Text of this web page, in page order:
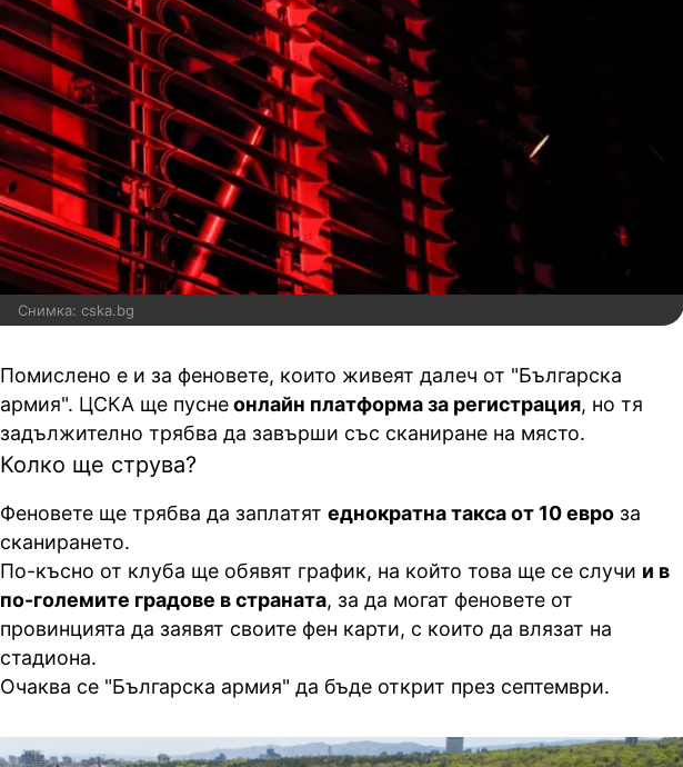
Снимка: cska.bg
Помислено е и за феновете, които живеят далеч от "Българска
армия". ЦСКА ще пуснеонлайн платформа за регистрация, но тя
задължително трябва да завърши със сканиране на място.
Колко ще струва?
Феновете ще трябва да заплатят еднократна такса от 10 евро за
сканирането.
По-късно от клуба ще обявят график, на който това ще се случи и в
по-големите градове в страната, за да могат феновете от
провинцията да заявят своите фен карти, с които да влязат на
стадиона.
Очаква се "Българска армия" да бъде открит през септември.